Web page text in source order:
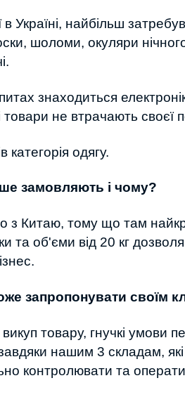
в Україні, найбільш
шоломи, окуляри
знаходиться
не втрачають своєї
категорія одягу.
замовляють і чому?
Китаю, тому що там
та об'єми від 20 кг
запропонувати своїм
товару, гнучкі умови
нашим 3 складам,
контролювати та